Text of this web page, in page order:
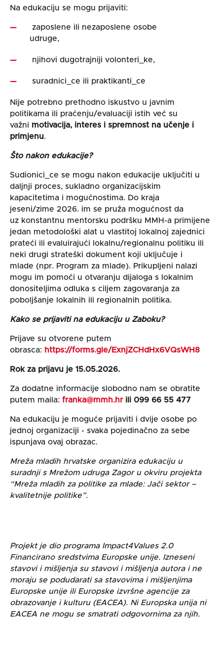
Na edukaciju se mogu prijaviti:
zaposlene ili nezaposlene osobe
udruge,
njihovi dugotrajniji volonteri_ke,
suradnici_ce ili praktikanti_ce
Nije potrebno prethodno iskustvo u javnim
politikama ili praćenju/evaluaciji istih već su
važni motivacija, interes i spremnost na učenje i
primjenu.
Što nakon edukacije?
Sudionici_ce se mogu nakon edukacije uključiti u
daljnji proces, sukladno organizacijskim
kapacitetima i mogućnostima. Do kraja
jeseni/zime 2026. im se pruža mogućnost da
uz konstantnu mentorsku podršku MMH-a primijene
jedan metodološki alat u vlastitoj lokalnoj zajednici
prateći ili evaluirajući lokalnu/regionalnu politiku ili
neki drugi strateški dokument koji uključuje i
mlade (npr. Program za mlade). Prikupljeni nalazi
mogu im pomoći u otvaranju dijaloga s lokalnim
donositeljima odluka s ciljem zagovaranja za
poboljšanje lokalnih ili regionalnih politika.
Kako se prijaviti na edukaciju u Zaboku?
Prijave su otvorene putem
obrasca: https://forms.gle/ExnjZCHdHx6VQsWH8
Rok za prijavu je 15.05.2026.
Za dodatne informacije slobodno nam se obratite
putem maila: franka@mmh.hrili 099 66 55 477
Na edukaciju je moguće prijaviti i dvije osobe po
jednoj organizaciji - svaka pojedinačno za sebe
ispunjava ovaj obrazac.
Mreža mladih hrvatske organizira edukaciju u
suradnji s Mrežom udruga Zagor u okviru projekta
“Mreža mladih za politike za mlade: Jači sektor –
kvalitetnije politike”.
Projekt je dio programa Impact4Values 2.0
Financirano sredstvima Europske unije. Izneseni
stavovi i mišljenja su stavovi i mišljenja autora i ne
moraju se podudarati sa stavovima i mišljenjima
Europske unije ili Europske izvršne agencije za
obrazovanje i kulturu (EACEA). Ni Europska unija ni
EACEA ne mogu se smatrati odgovornima za njih.